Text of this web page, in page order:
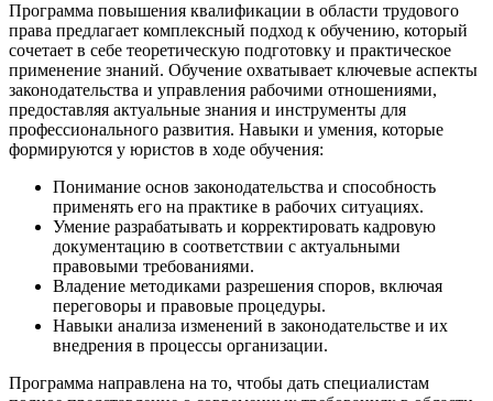
Программа повышения квалификации в области трудового
права предлагает комплексный подход к обучению, который
сочетает в себе теоретическую подготовку и практическое
применение знаний. Обучение охватывает ключевые аспекты
законодательства и управления рабочими отношениями,
предоставляя актуальные знания и инструменты для
профессионального развития. Навыки и умения, которые
формируются у юристов в ходе обучения:
Понимание основ законодательства и способность
применять его на практике в рабочих ситуациях.
Умение разрабатывать и корректировать кадровую
документацию в соответствии с актуальными
правовыми требованиями.
Владение методиками разрешения споров, включая
переговоры и правовые процедуры.
Навыки анализа изменений в законодательстве и их
внедрения в процессы организации.
Программа направлена на то, чтобы дать специалистам